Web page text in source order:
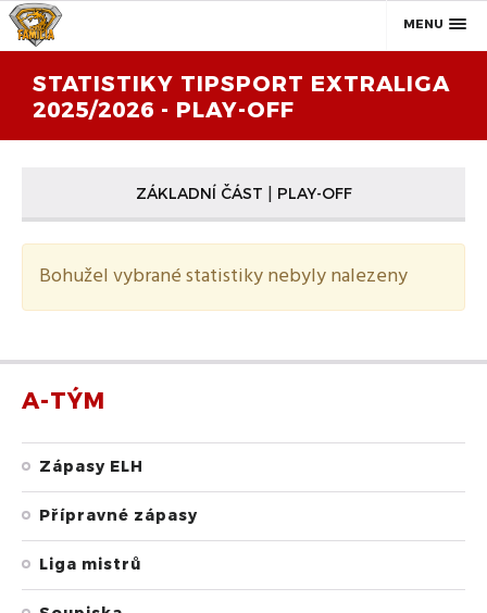
MENU
STATISTIKY TIPSPORT EXTRALIGA
2025/2026 - PLAY-OFF
ZÁKLADNÍ ČÁST | PLAY-OFF
Bohužel vybrané statistiky nebyly nalezeny
A-TÝM
Zápasy ELH
Přípravné zápasy
Liga mistrů